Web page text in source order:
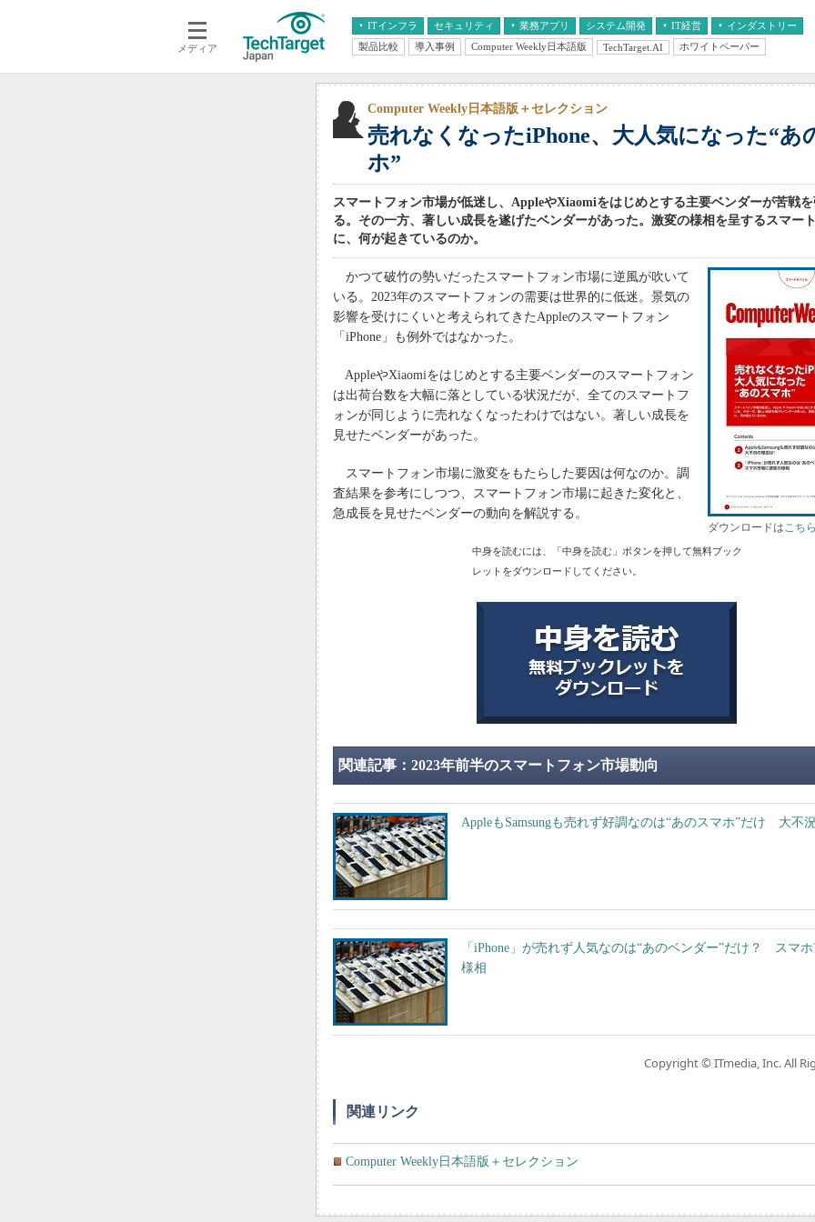
メディア
ITインフラ
クラウド
セキュリティ 業務アプリ
エンタープライズAI
ERP
データ分析
情報系システム
システム開発 IT経営
経営とIT
インダストリー
医療IT
製品比較 導入事例 Computer Weekly日本語版 TechTarget.AI ホワイトペーパー
売れなくなったiPhone、大人気になった“あ
ホ”
Computer Weekly日本語版＋セレクション
スマートフォン市場が低迷し、AppleやXiaomiをはじめとする主要ベンダーが苦戦
る。その一方、著しい成長を遂げたベンダーがあった。激変の様相を呈するスマー
に、何が起きているのか。
ダウンロードはこち
かつて破竹の勢いだったスマートフォン市場に逆風が吹いて
いる。2023年のスマートフォンの需要は世界的に低迷。景気の
影響を受けにくいと考えられてきたAppleのスマートフォン
「iPhone」も例外ではなかった。
AppleやXiaomiをはじめとする主要ベンダーのスマートフォン
は出荷台数を大幅に落としている状況だが、全てのスマートフ
ォンが同じように売れなくなったわけではない。著しい成長を
見せたベンダーがあった。
スマートフォン市場に激変をもたらした要因は何なのか。調
査結果を参考にしつつ、スマートフォン市場に起きた変化と、
急成長を見せたベンダーの動向を解説する。
中身を読むには、「中身を読む」ボタンを押して無料ブック
レットをダウンロードしてください。
関連記事：2023年前半のスマートフォン市場動向
AppleもSamsungも売れず好調なのは“あのスマホ”だけ 大不
「iPhone」が売れず人気なのは“あのベンダー”だけ？ スマ
様相
Copyright © ITmedia, Inc. All
関連リンク
Computer Weekly日本語版＋セレクション